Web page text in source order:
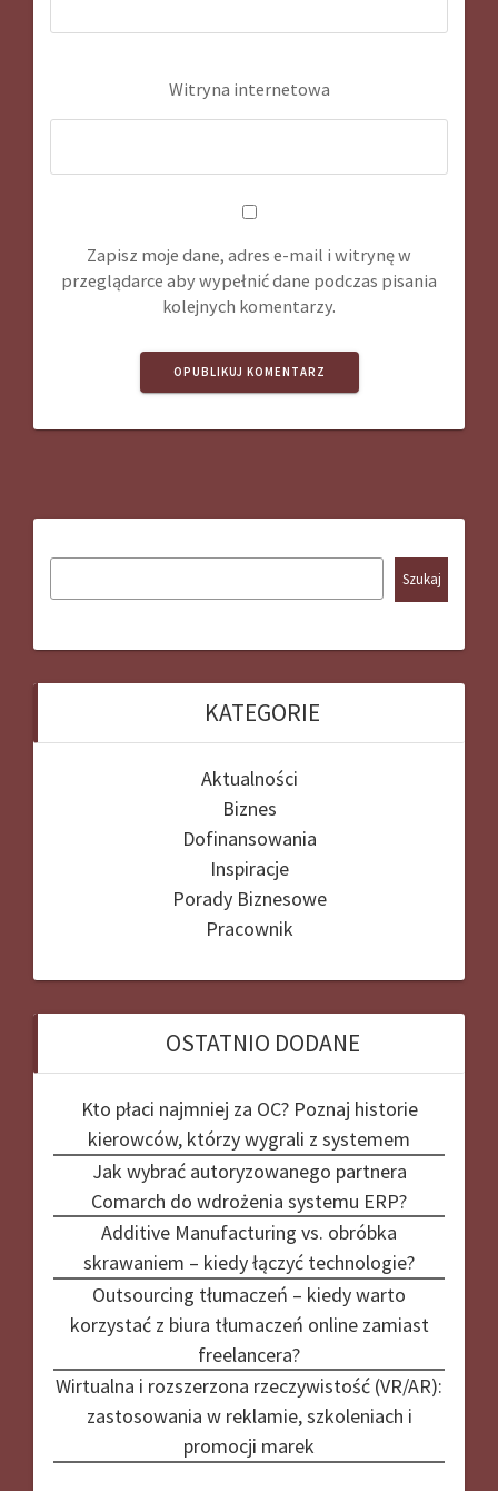
Witryna internetowa
Zapisz moje dane, adres e-mail i witrynę w
przeglądarce aby wypełnić dane podczas pisania
kolejnych komentarzy.
Szukaj
KATEGORIE
Aktualności
Biznes
Dofinansowania
Inspiracje
Porady Biznesowe
Pracownik
OSTATNIO DODANE
Kto płaci najmniej za OC? Poznaj historie
kierowców, którzy wygrali z systemem
Jak wybrać autoryzowanego partnera
Comarch do wdrożenia systemu ERP?
Additive Manufacturing vs. obróbka
skrawaniem – kiedy łączyć technologie?
Outsourcing tłumaczeń – kiedy warto
korzystać z biura tłumaczeń online zamiast
freelancera?
Wirtualna i rozszerzona rzeczywistość (VR/AR):
zastosowania w reklamie, szkoleniach i
promocji marek